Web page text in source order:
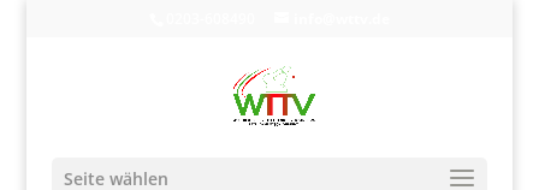
Seite wählen